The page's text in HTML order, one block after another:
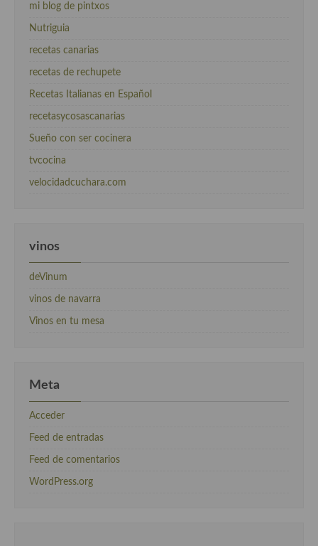
mi blog de pintxos
Nutriguia
recetas canarias
recetas de rechupete
Recetas Italianas en Español
recetasycosascanarias
Sueño con ser cocinera
tvcocina
velocidadcuchara.com
vinos
deVinum
vinos de navarra
Vinos en tu mesa
Meta
Acceder
Feed de entradas
Feed de comentarios
WordPress.org